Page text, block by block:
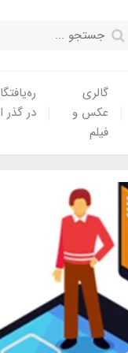
گالری
عکس و
فیلم
در گذر